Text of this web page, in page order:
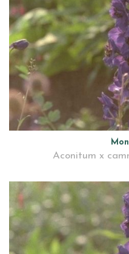
Aconitum x